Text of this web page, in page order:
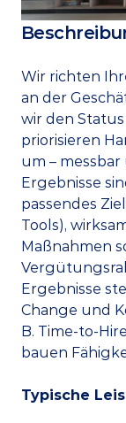
Wir richten
an der
wir den
priorisieren
um –
Ergebnisse
passendes
Tools),
Maßnahmen
Ergebnisse
Change und
B. Time-to-
bauen
Typische